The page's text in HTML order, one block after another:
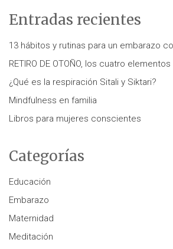
Entradas recientes
13 hábitos y rutinas para un embarazo
RETIRO DE OTOÑO, los cuatro
¿Qué es la respiración Sitali y Siktari?
Mindfulness en familia
Libros para mujeres conscientes
Categorías
Educación
Embarazo
Maternidad
Meditación